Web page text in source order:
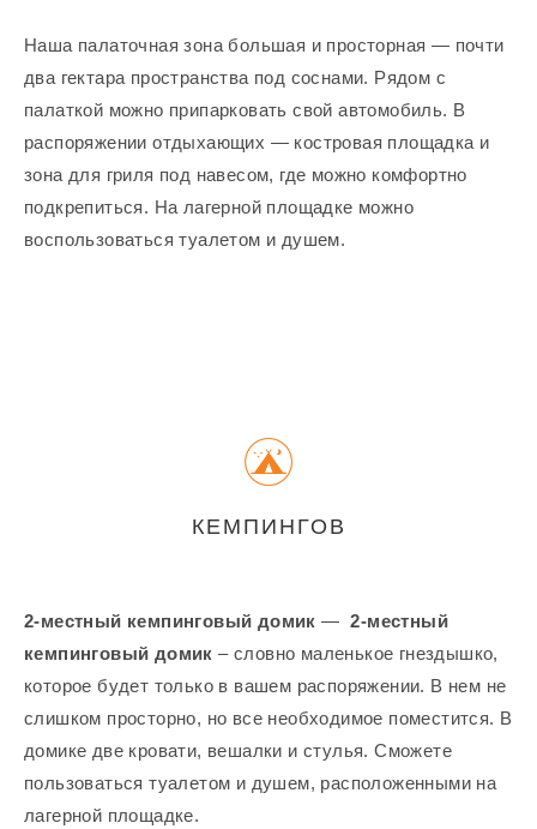
Наша палаточная зона большая и просторная — почти
два гектара пространства под соснами. Рядом с
палаткой можно припарковать свой автомобиль. В
распоряжении отдыхающих — костровая площадка и
зона для гриля под навесом, где можно комфортно
подкрепиться. На лагерной площадке можно
воспользоваться туалетом и душем.
КЕМПИНГОВ
2-местный кемпинговый домик —2-местный
кемпинговый домик– словно маленькое гнездышко,
которое будет только в вашем распоряжении. В нем не
слишком просторно, но все необходимое поместится. В
домике две кровати, вешалки и стулья. Сможете
пользоваться туалетом и душем, расположенными на
лагерной площадке.